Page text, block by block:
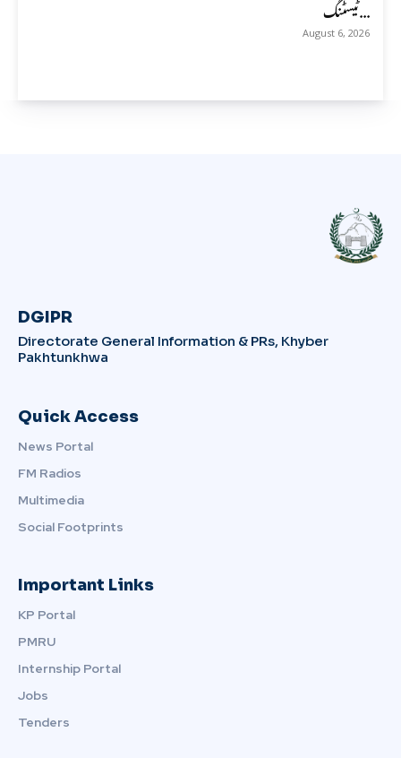
ٹیسٹنگ...
August 6, 2026
DGIPR
Directorate General Information & PRs, Khyber
Pakhtunkhwa
Quick Access
News Portal
FM Radios
Multimedia
Social Footprints
Important Links
KP Portal
PMRU
Internship Portal
Jobs
Tenders